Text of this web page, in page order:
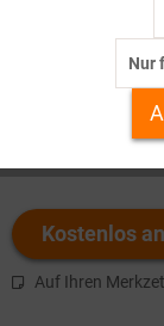
Welchen
Kostenlos
Auf Ihren
Personalisierung
Service
Nur